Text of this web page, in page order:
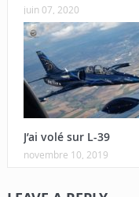
juin 07, 2020
J’ai volé sur L-39
novembre 10, 2019